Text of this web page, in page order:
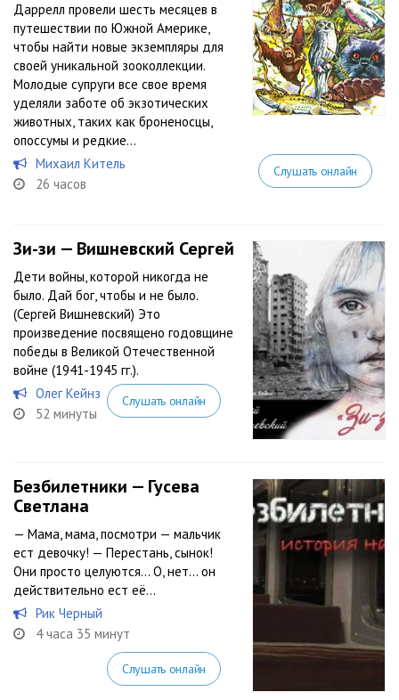
Даррелл провели шесть месяцев в
путешествии по Южной Америке,
чтобы найти новые экземпляры для
своей уникальной зооколлекции.
Молодые супруги все свое время
уделяли заботе об экзотических
животных, таких как броненосцы,
опоссумы и редкие...
Михаил Китель
26 часов
Слушать онлайн
Зи-зи — Вишневский Сергей
Дети войны, которой никогда не
было. Дай бог, чтобы и не было.
(Сергей Вишневский) Это
произведение посвящено годовщине
победы в Великой Отечественной
войне (1941-1945 гг.).
Олег Кейнз
52 минуты
Слушать онлайн
Безбилетники — Гусева
Светлана
— Мама, мама, посмотри — мальчик
ест девочку! — Перестань, сынок!
Они просто целуются… О, нет… он
действительно ест её…
Рик Черный
4 часа 35 минут
Слушать онлайн